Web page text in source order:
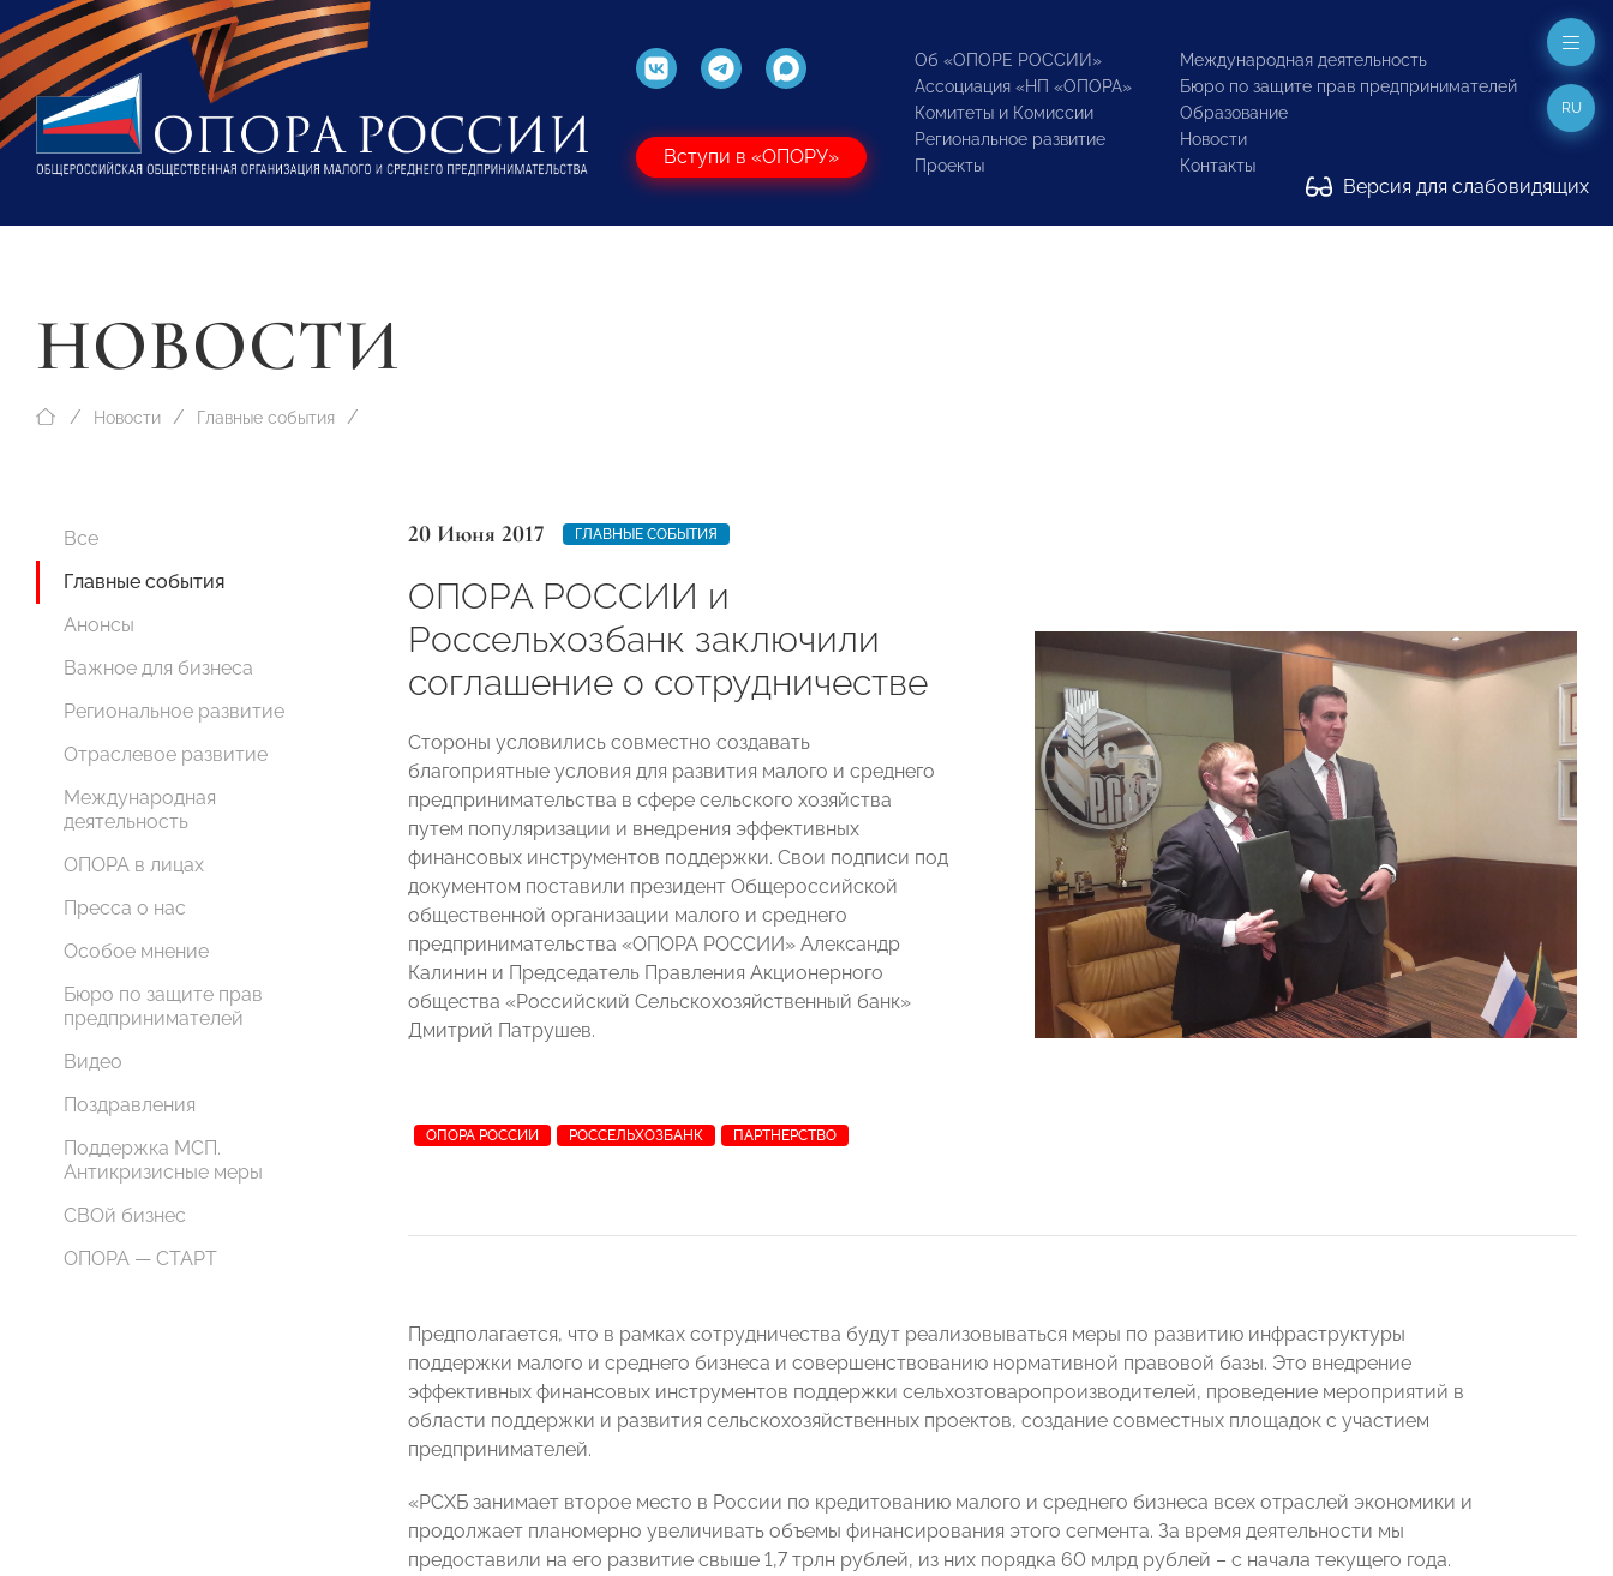
Вступи в «ОПОРУ»
Об «ОПОРЕ РОССИИ»
Ассоциация «НП «ОПОРА»
Комитеты и Комиссии
Региональное развитие
Проекты
Международная деятельность
Бюро по защите прав предпринимателей
Образование
Новости
Контакты
Версия для слабовидящих
RU
НОВОСТИ
Новости Главные события
Все
Главные события
Анонсы
Важное для бизнеса
Региональное развитие
Отраслевое развитие
Международная
деятельность
ОПОРА в лицах
Пресса о нас
Особое мнение
Бюро по защите прав
предпринимателей
Видео
Поздравления
Поддержка МСП.
Антикризисные меры
СВОй бизнес
ОПОРА — СТАРТ
20 Июня 2017 ГЛАВНЫЕ СОБЫТИЯ
ОПОРА РОССИИ и
Россельхозбанк заключили
соглашение о сотрудничестве
Стороны условились совместно создавать
благоприятные условия для развития малого и среднего
предпринимательства в сфере сельского хозяйства
путем популяризации и внедрения эффективных
финансовых инструментов поддержки. Свои подписи под
документом поставили президент Общероссийской
общественной организации малого и среднего
предпринимательства «ОПОРА РОССИИ» Александр
Калинин и Председатель Правления Акционерного
общества «Российский Сельскохозяйственный банк»
Дмитрий Патрушев.
ОПОРА РОССИИ РОССЕЛЬХОЗБАНК ПАРТНЕРСТВО
Предполагается, что в рамках сотрудничества будут реализовываться меры по развитию инфраструктуры
поддержки малого и среднего бизнеса и совершенствованию нормативной правовой базы. Это внедрение
эффективных финансовых инструментов поддержки сельхозтоваропроизводителей, проведение мероприятий в
области поддержки и развития сельскохозяйственных проектов, создание совместных площадок с участием
предпринимателей.
«РСХБ занимает второе место в России по кредитованию малого и среднего бизнеса всех отраслей экономики и
продолжает планомерно увеличивать объемы финансирования этого сегмента. За время деятельности мы
предоставили на его развитие свыше 1,7 трлн рублей, из них порядка 60 млрд рублей – с начала текущего года.